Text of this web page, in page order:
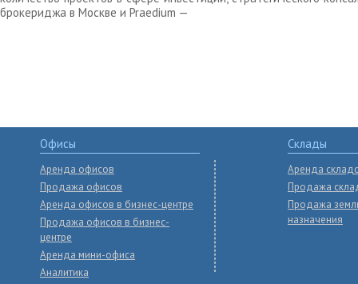
брокериджа в Москве и Praedium —
Офисы
Аренда офисов
Продажа офисов
Аренда офисов в бизнес-центре
Продажа офисов в бизнес-
центре
Аренда мини-офиса
Аналитика
Склады
Аренда
Продажа
Продажа
назначения